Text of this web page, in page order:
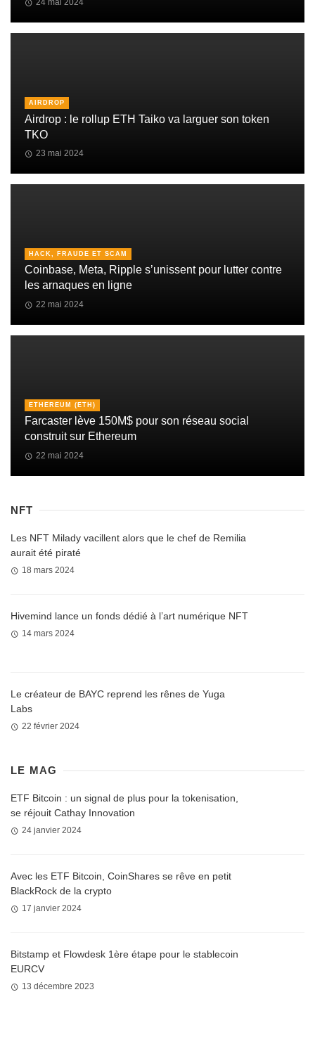
24 mai 2024
AIRDROP
Airdrop : le rollup ETH Taiko va larguer son token
TKO
23 mai 2024
HACK, FRAUDE ET SCAM
Coinbase, Meta, Ripple s’unissent pour lutter contre
les arnaques en ligne
22 mai 2024
ETHEREUM (ETH)
Farcaster lève 150M$ pour son réseau social
construit sur Ethereum
22 mai 2024
NFT
Les NFT Milady vacillent alors que le chef de Remilia
aurait été piraté
18 mars 2024
Hivemind lance un fonds dédié à l’art numérique NFT
14 mars 2024
Le créateur de BAYC reprend les rênes de Yuga
Labs
22 février 2024
LE MAG
ETF Bitcoin : un signal de plus pour la tokenisation,
se réjouit Cathay Innovation
24 janvier 2024
Avec les ETF Bitcoin, CoinShares se rêve en petit
BlackRock de la crypto
17 janvier 2024
Bitstamp et Flowdesk 1ère étape pour le stablecoin
EURCV
13 décembre 2023